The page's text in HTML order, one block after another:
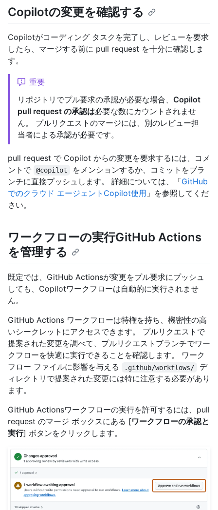
Copilotの変更を確認する
Copilotがコーディング タスクを完了し、レビューを要求
したら、マージする前に pull request を十分に確認しま
す。
重要
リポジトリでプル要求の承認が必要な場合、 Copilot
pull request の承認は必要な数にカウントされませ
ん。 プルリクエストのマージには、別のレビュー担
当者による承認が必要です。
pull request で Copilot からの変更を要求するには、コメ
ントで
@copilot
をメンションするか、コミットをブラ
ンチに直接プッシュします。 詳細については、「GitHub
でのクラウド エージェントCopilot使用 」を参照してくだ
さい。
ワークフローの実行GitHub Actions
を管理する
既定では、GitHub Actionsが変更をプル要求にプッシュ
しても、Copilotワークフローは自動的に実行されませ
ん。
GitHub Actions ワークフローは特権を持ち、機密性の高
いシークレットにアクセスできます。 プルリクエストで
提案された変更を調べて、プルリクエストブランチでワー
クフローを快適に実行できることを確認します。 ワーク
フロー ファイルに影響を与える
.github/workflows/
デ
ィレクトリで提案された変更には特に注意する必要があり
ます。
GitHub Actionsワークフローの実行を許可するには、pull
request のマージ ボックスにある [ワークフローの承認と
実行] ボタンをクリックします。